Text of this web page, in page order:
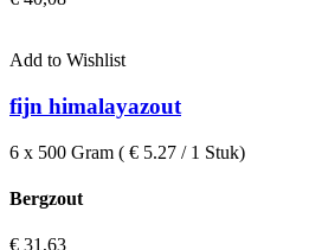
Add to Wishlist
fijn himalayazout
6 x 500 Gram ( € 5.27 / 1 Stuk)
Bergzout
€ 31,63